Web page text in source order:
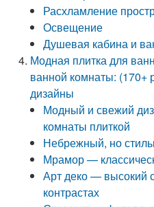
Расхламление
Освещение
Душевая кабина и
Модная плитка для
ванной комнаты:
дизайны
Модный и свежий
комнаты плиткой
Небрежный, но
Мрамор —
Арт деко — высокий
контрастах